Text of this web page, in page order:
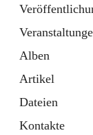
Alben
Artikel
Dateien
Kontakte